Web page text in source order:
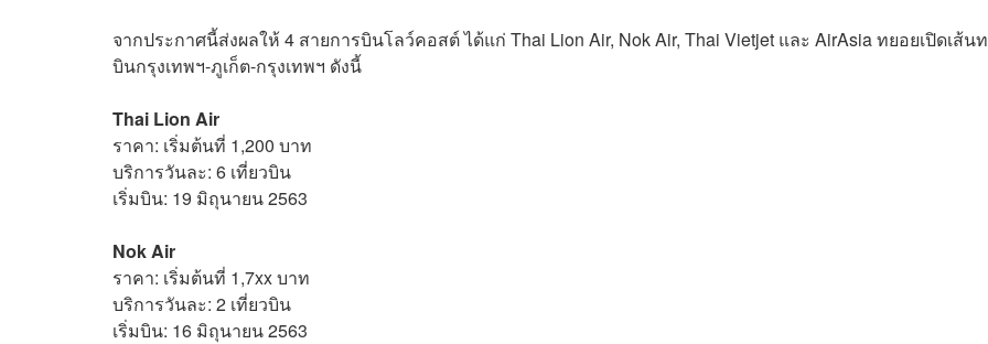
จากประกาศนี้ส่งผลให้ 4 สายการบินโลว์คอสต์ ได้แก่ Thai Lion Air, Nok Air, Thai Vietjet และ AirAsia ทยอยเปิดเส้น
บินกรุงเทพฯ-ภูเก็ต-กรุงเทพฯ ดังนี้
Thai Lion Air
ราคา: เริ่มต้นที่ 1,200 บาท
บริการวันละ: 6 เที่ยวบิน
เริ่มบิน: 19 มิถุนายน 2563
Nok Air
ราคา: เริ่มต้นที่ 1,7xx บาท
บริการวันละ: 2 เที่ยวบิน
เริ่มบิน: 16 มิถุนายน 2563